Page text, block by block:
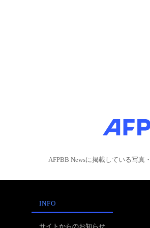
AFPBB Newsに掲載している写真
INFO
サイトからのお知らせ